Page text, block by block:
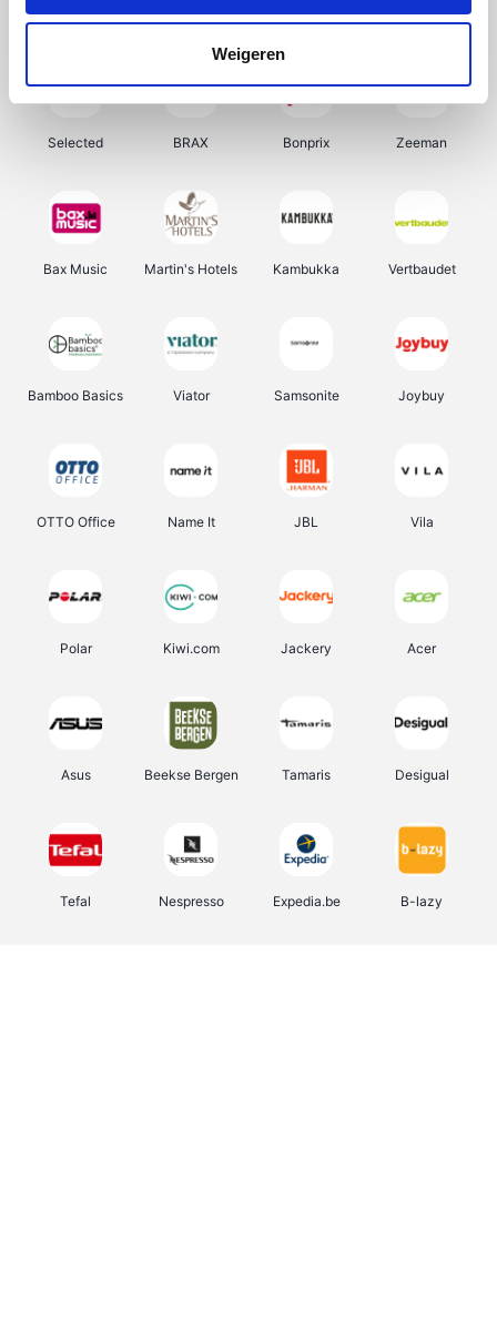
Weigeren
Samsung My Jewellery Delonghi Tennis Point
Selected BRAX Bonprix Zeeman
Bax Music Martin's Hotels Kambukka Vertbaudet
Bamboo Basics Viator Samsonite Joybuy
OTTO Office Name It JBL Vila
Polar Kiwi.com Jackery Acer
Asus Beekse Bergen Tamaris Desigual
Tefal Nespresso Expedia.be B-lazy